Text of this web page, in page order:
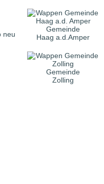
Gemeinde
Haag a.d.Amper
Gemeinde
Zolling